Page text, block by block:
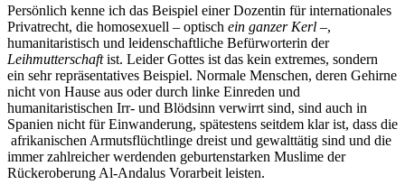
Persönlich kenne ich das Beispiel einer Dozentin für internationales
Privatrecht, die homosexuell – optisch ein ganzer Kerl –,
humanitaristisch und leidenschaftliche Befürworterin der
Leihmutterschaftist. Leider Gottes ist das kein extremes, sondern
ein sehr repräsentatives Beispiel. Normale Menschen, deren Gehirne
nicht von Hause aus oder durch linke Einreden und
humanitaristischen Irr- und Blödsinn verwirrt sind, sind auch in
Spanien nicht für Einwanderung, spätestens seitdem klar ist, dass die
afrikanischen Armutsflüchtlinge dreist und gewalttätig sind und die
immer zahlreicher werdenden geburtenstarken Muslime der
Rückeroberung Al-Andalus Vorarbeit leisten.